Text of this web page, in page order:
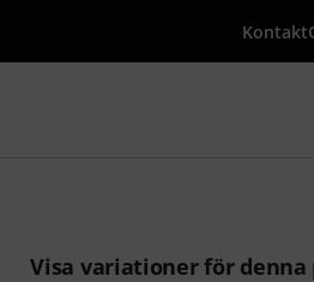
Kontakt
sökningen med söktermen
Visa variationer för